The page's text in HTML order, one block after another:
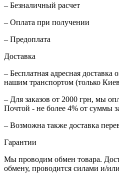
– Безналичный расчет
– Оплата при получении
– Предоплата
Доставка
– Бесплатная адресная доставка
нашим транспортом (только
– Для заказов от 2000 грн, мы
Почтой - не более 4% от суммы
– Возможна также доставка
Гарантии
Мы проводим обмен товара.
обмену, проводится силами и/